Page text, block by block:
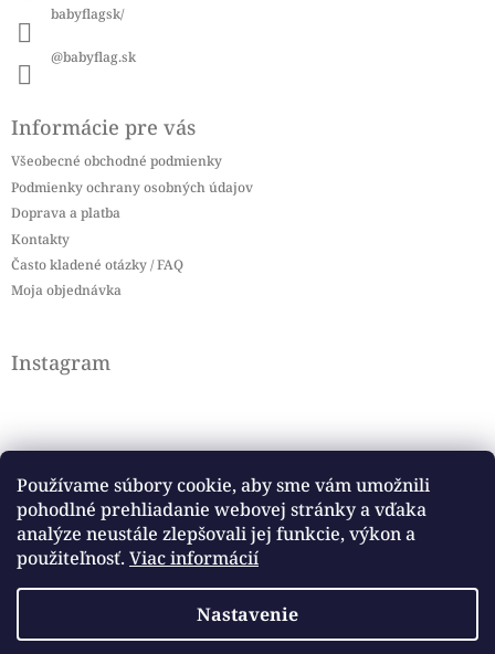
Používame súbory cookie, aby sme vám umožnili
pohodlné prehliadanie webovej stránky a vďaka
analýze neustále zlepšovali jej funkcie, výkon a
použiteľnosť. Viac informácií
Nastavenie
babyflagsk/
@babyflag.sk
Informácie pre vás
Všeobecné obchodné podmienky
Podmienky ochrany osobných údajov
Doprava a platba
Kontakty
Často kladené otázky / FAQ
Moja objednávka
Instagram
Sledovať na Instagrame
Facebook